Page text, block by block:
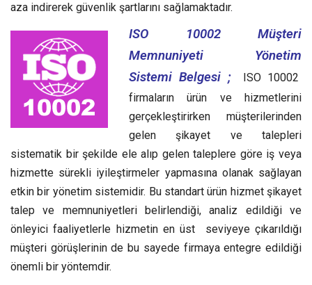
aza indirerek güvenlik şartlarını sağlamaktadır.
ISO 10002 Müşteri
Memnuniyeti Yönetim
Sistemi Belgesi ;
ISO 10002
firmaların ürün ve hizmetlerini
gerçekleştirirken müşterilerinden
gelen şikayet ve talepleri
sistematik bir şekilde ele alıp gelen taleplere göre iş veya
hizmette sürekli iyileştirmeler yapmasına olanak sağlayan
etkin bir yönetim sistemidir. Bu standart ürün hizmet şikayet
talep ve memnuniyetleri belirlendiği, analiz edildiği ve
önleyici faaliyetlerle hizmetin en üst seviyeye çıkarıldığı
müşteri görüşlerinin de bu sayede firmaya entegre edildiği
önemli bir yöntemdir.